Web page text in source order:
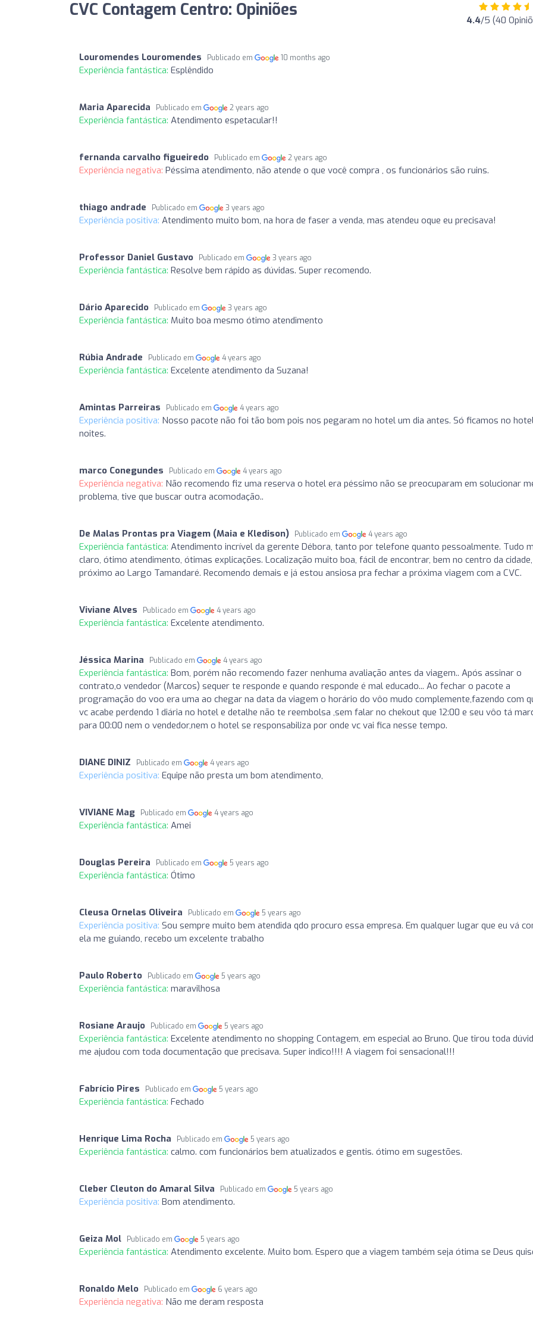
CVC Contagem Centro: Opiniões 4.4/5 (40
Louromendes Louromendes Publicado em 10 months ago
Experiência fantástica: Esplêndido
Maria Aparecida Publicado em 2 years ago
Experiência fantástica: Atendimento espetacular!!
fernanda carvalho figueiredo Publicado em 2 years ago
Experiência negativa: Péssima atendimento, não atende o que você compra , os funcionários são ruins.
thiago andrade Publicado em 3 years ago
Experiência positiva: Atendimento muito bom, na hora de faser a venda, mas atendeu oque eu precisava!
Professor Daniel Gustavo Publicado em 3 years ago
Experiência fantástica: Resolve bem rápido as dúvidas. Super recomendo.
Dário Aparecido Publicado em 3 years ago
Experiência fantástica: Muito boa mesmo ótimo atendimento
Rúbia Andrade Publicado em 4 years ago
Experiência fantástica: Excelente atendimento da Suzana!
Amintas Parreiras Publicado em 4 years ago
Experiência positiva: Nosso pacote não foi tão bom pois nos pegaram no hotel um dia antes. Só ficamos no
noites.
marco Conegundes Publicado em 4 years ago
Experiência negativa: Não recomendo fiz uma reserva o hotel era péssimo não se preocuparam em solucionar
problema, tive que buscar outra acomodação..
De Malas Prontas pra Viagem (Maia e Kledison) Publicado em 4 years ago
Experiência fantástica: Atendimento incrível da gerente Débora, tanto por telefone quanto pessoalmente. Tudo
claro, ótimo atendimento, ótimas explicações. Localização muito boa, fácil de encontrar, bem no centro da cidade,
próximo ao Largo Tamandaré. Recomendo demais e já estou ansiosa pra fechar a próxima viagem com a CVC.
Viviane Alves Publicado em 4 years ago
Experiência fantástica: Excelente atendimento.
Jéssica Marina Publicado em 4 years ago
Experiência fantástica: Bom, porém não recomendo fazer nenhuma avaliação antes da viagem.. Após assinar o
contrato,o vendedor (Marcos) sequer te responde e quando responde é mal educado... Ao fechar o pacote a
programação do voo era uma ao chegar na data da viagem o horário do vôo mudo complemente,fazendo com
vc acabe perdendo 1 diária no hotel e detalhe não te reembolsa ,sem falar no chekout que 12:00 e seu vôo tá
para 00:00 nem o vendedor,nem o hotel se responsabiliza por onde vc vai fica nesse tempo.
DIANE DINIZ Publicado em 4 years ago
Experiência positiva: Equipe não presta um bom atendimento,
VIVIANE Mag Publicado em 4 years ago
Experiência fantástica: Amei
Douglas Pereira Publicado em 5 years ago
Experiência fantástica: Ótimo
Cleusa Ornelas Oliveira Publicado em 5 years ago
Experiência positiva: Sou sempre muito bem atendida qdo procuro essa empresa. Em qualquer lugar que eu vá
ela me guiando, recebo um excelente trabalho
Paulo Roberto Publicado em 5 years ago
Experiência fantástica: maravilhosa
Rosiane Araujo Publicado em 5 years ago
Experiência fantástica: Excelente atendimento no shopping Contagem, em especial ao Bruno. Que tirou toda
me ajudou com toda documentação que precisava. Super indico!!!! A viagem foi sensacional!!!
Fabrício Pires Publicado em 5 years ago
Experiência fantástica: Fechado
Henrique Lima Rocha Publicado em 5 years ago
Experiência fantástica: calmo. com funcionários bem atualizados e gentis. ótimo em sugestões.
Cleber Cleuton do Amaral Silva Publicado em 5 years ago
Experiência positiva: Bom atendimento.
Geiza Mol Publicado em 5 years ago
Experiência fantástica: Atendimento excelente. Muito bom. Espero que a viagem também seja ótima se Deus
Ronaldo Melo Publicado em 6 years ago
Experiência negativa: Não me deram resposta